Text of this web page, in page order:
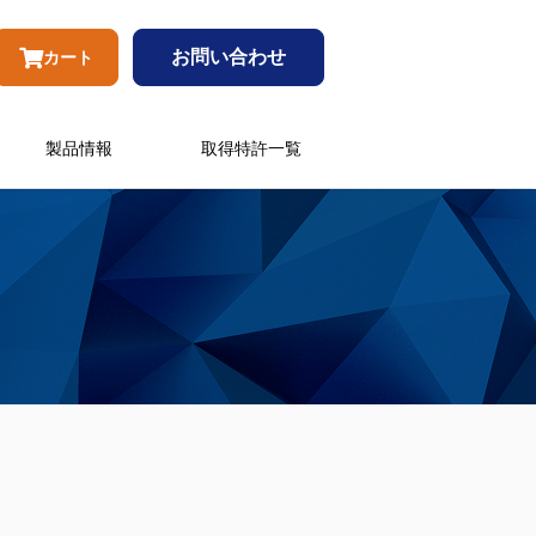
カート お問い合わせ
製品情報 取得特許一覧